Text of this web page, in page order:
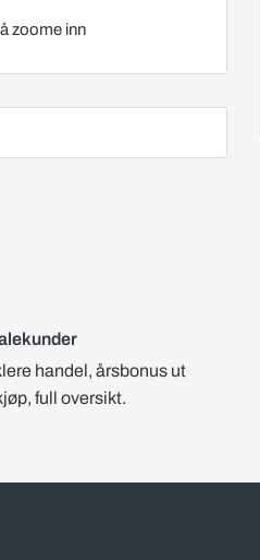
zoome inn
handel, årsbonus ut
full oversikt.